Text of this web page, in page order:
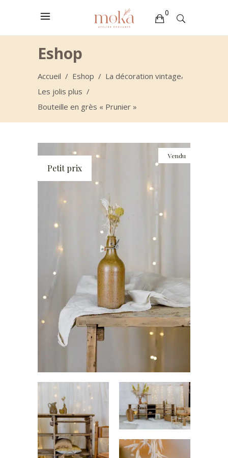
0
Eshop
Accueil / Eshop / La décoration vintage,
Les jolis plus /
Bouteille en grès « Prunier »
Vendu
Petit prix